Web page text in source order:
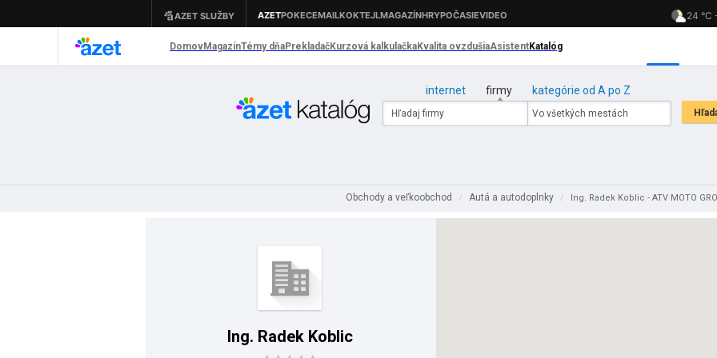
internet firmy kategórie od A po Z
Obchody a veľkoobchod / Autá a autodoplnky / Ing. Radek Koblic - ATV MOTO
Ing. Radek Koblic